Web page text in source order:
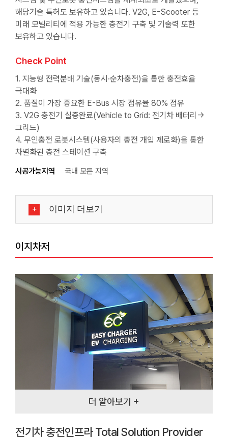
해당기술 특허도 보유하고 있습니다. V2G, E-Scooter 등
미래 모빌리티에 적용 가능한 충전기 구축 및 기술력 또한
보유하고 있습니다.
Check Point
1. 지능형 전력분배 기술(동시·순차충전)을 통한 충전효율
극대화
2. 품질이 가장 중요한 E-Bus 시장 점유율 80% 점유
3. V2G 충전기 실증완료(Vehicle to Grid: 전기차 배터리→
그리드)
4. 무인충전 로봇시스템(사용자의 충전 개입 제로화)을 통한
차별화된 충전 스테이션 구축
시공가능지역 국내 모든 지역
이미지 더보기
이지차저
더 알아보기 +
전기차 충전인프라 Total Solution Provider